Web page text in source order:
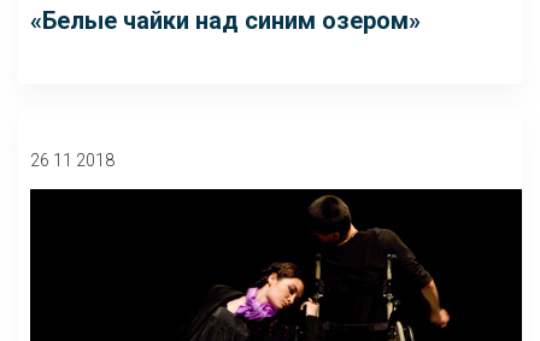
«Белые чайки над синим озером»
26 11 2018